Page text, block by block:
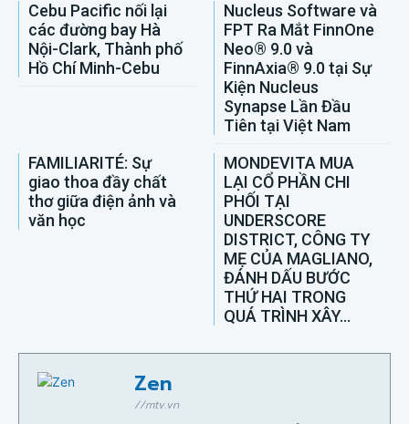
Cebu Pacific nối lại
các đường bay Hà
Nội-Clark, Thành phố
Hồ Chí Minh-Cebu
Nucleus Software và
FPT Ra Mắt FinnOne
Neo® 9.0 và
FinnAxia® 9.0 tại Sự
Kiện Nucleus
Synapse Lần Đầu
Tiên tại Việt Nam
FAMILIARITÉ: Sự
giao thoa đầy chất
thơ giữa điện ảnh và
văn học
MONDEVITA MUA
LẠI CỔ PHẦN CHI
PHỐI TẠI
UNDERSCORE
DISTRICT, CÔNG TY
MẸ CỦA MAGLIANO,
ĐÁNH DẤU BƯỚC
THỨ HAI TRONG
QUÁ TRÌNH XÂY...
Zen
//mtv.vn